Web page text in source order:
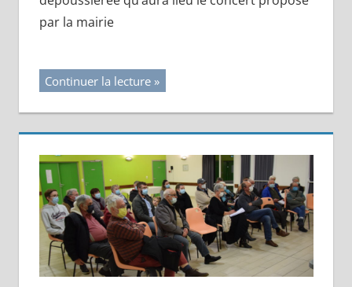
par la mairie
Continuer la lecture